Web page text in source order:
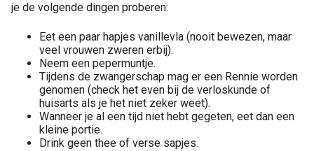
je de volgende dingen proberen:
Eet een paar hapjes vanillevla (nooit bewezen, maar
veel vrouwen zweren erbij).
Neem een pepermuntje.
Tijdens de zwangerschap mag er een Rennie worden
genomen (check het even bij de verloskunde of
huisarts als je het niet zeker weet).
Wanneer je al een tijd niet hebt gegeten, eet dan een
kleine portie.
Drink geen thee of verse sapjes.